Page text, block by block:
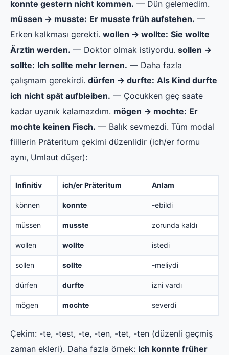
konnte gestern nicht kommen. — Dün gelemedim.
müssen → musste: Er musste früh aufstehen. —
Erken kalkması gerekti. wollen → wollte: Sie wollte
Ärztin werden. — Doktor olmak istiyordu. sollen →
sollte: Ich sollte mehr lernen. — Daha fazla
çalışmam gerekirdi. dürfen → durfte: Als Kind durfte
ich nicht spät aufbleiben. — Çocukken geç saate
kadar uyanık kalamazdım. mögen → mochte: Er
mochte keinen Fisch. — Balık sevmezdi. Tüm modal
fiillerin Präteritum çekimi düzenlidir (ich/er formu
aynı, Umlaut düşer):
Infinitiv ich/er Präteritum Anlam
können konnte -ebildi
müssen musste zorunda kaldı
wollen wollte istedi
sollen sollte -meliydi
dürfen durfte izni vardı
mögen mochte severdi
Çekim: -te, -test, -te, -ten, -tet, -ten (düzenli geçmiş
zaman ekleri). Daha fazla örnek: Ich konnte früher